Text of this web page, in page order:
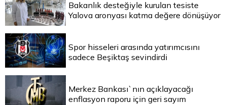
Bakanlık desteğiyle kurulan tesiste
Yalova aronyası katma değere dönüşüyor
Spor hisseleri arasında yatırımcısını
sadece Beşiktaş sevindirdi
Merkez Bankası`nın açıklayacağı
enflasyon raporu için geri sayım